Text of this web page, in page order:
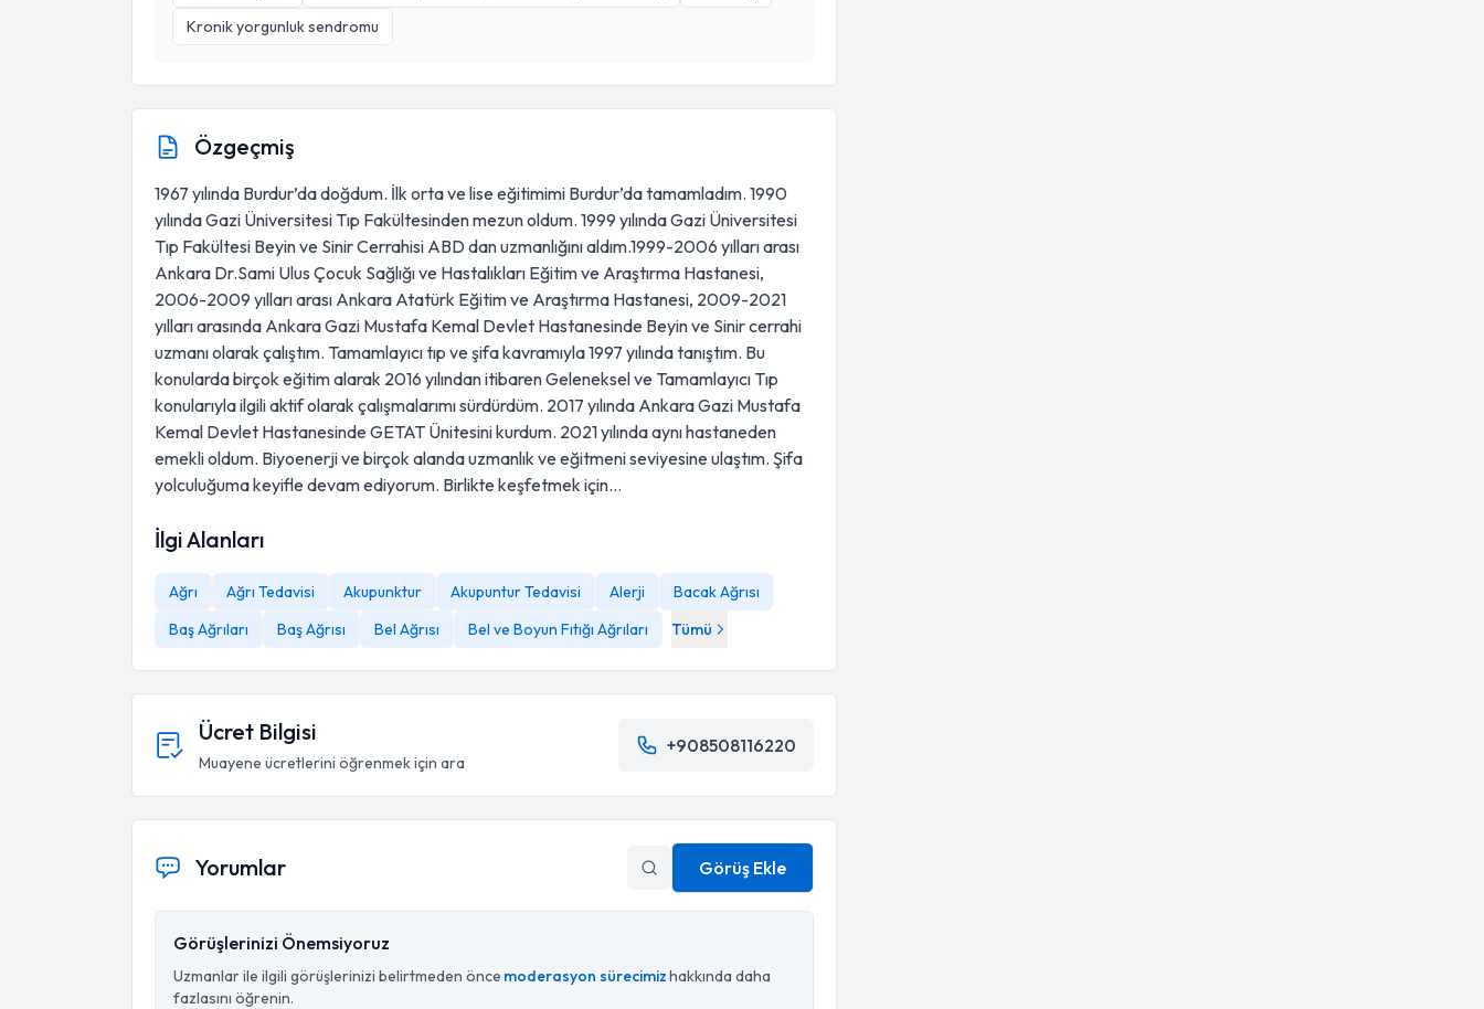
Kronik yorgunluk sendromu
Özgeçmiş
1967 yılında Burdur’da doğdum. İlk orta ve lise eğitimimi Burdur’da tamamladım. 1990
yılında Gazi Üniversitesi Tıp Fakültesinden mezun oldum. 1999 yılında Gazi Üniversitesi
Tıp Fakültesi Beyin ve Sinir Cerrahisi ABD dan uzmanlığını aldım.1999-2006 yılları arası
Ankara Dr.Sami Ulus Çocuk Sağlığı ve Hastalıkları Eğitim ve Araştırma Hastanesi,
2006-2009 yılları arası Ankara Atatürk Eğitim ve Araştırma Hastanesi, 2009-2021
yılları arasında Ankara Gazi Mustafa Kemal Devlet Hastanesinde Beyin ve Sinir cerrahi
uzmanı olarak çalıştım. Tamamlayıcı tıp ve şifa kavramıyla 1997 yılında tanıştım. Bu
konularda birçok eğitim alarak 2016 yılından itibaren Geleneksel ve Tamamlayıcı Tıp
konularıyla ilgili aktif olarak çalışmalarımı sürdürdüm. 2017 yılında Ankara Gazi Mustafa
Kemal Devlet Hastanesinde GETAT Ünitesini kurdum. 2021 yılında aynı hastaneden
emekli oldum. Biyoenerji ve birçok alanda uzmanlık ve eğitmeni seviyesine ulaştım. Şifa
yolculuğuma keyifle devam ediyorum. Birlikte keşfetmek için…
İlgi Alanları
Ağrı Ağrı Tedavisi Akupunktur Akupuntur Tedavisi Alerji
Bacak Ağrısı
Baş Ağrıları
Baş Ağrısı Bel Ağrısı Bel ve Boyun Fıtığı Ağrıları Tümü
Ücret Bilgisi
Muayene ücretlerini öğrenmek için ara
+908508116220
Yorumlar Görüş Ekle
Görüşlerinizi Önemsiyoruz
Uzmanlar ile ilgili görüşlerinizi belirtmeden önce moderasyon sürecimizhakkında daha
fazlasını öğrenin.